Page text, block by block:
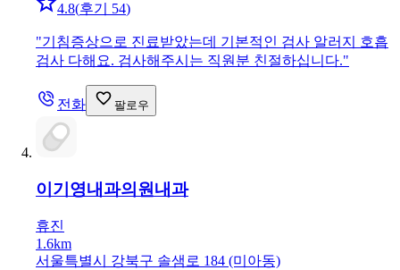
4.8(후기 54)
"기침증상으로 진료받았는데 기본적인 검사 알러지 호흡
검사 다해요. 검사해주시는 직원분 친절하십니다."
전화 팔로우
이기영내과의원 내과
휴진
1.6km
서울특별시 강북구 솔샘로 184 (미아동)